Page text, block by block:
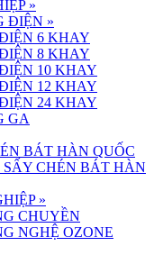
»
ĐIỆN »
6 KHAY
8 KHAY
10 KHAY
12 KHAY
24 KHAY
GA
BÁT HÀN QUỐC
CHÉN BÁT HÀN
»
CHUYỀN
NGHỆ OZONE